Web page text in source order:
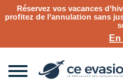
Réservez vos vacances
profitez de l’annulation sans